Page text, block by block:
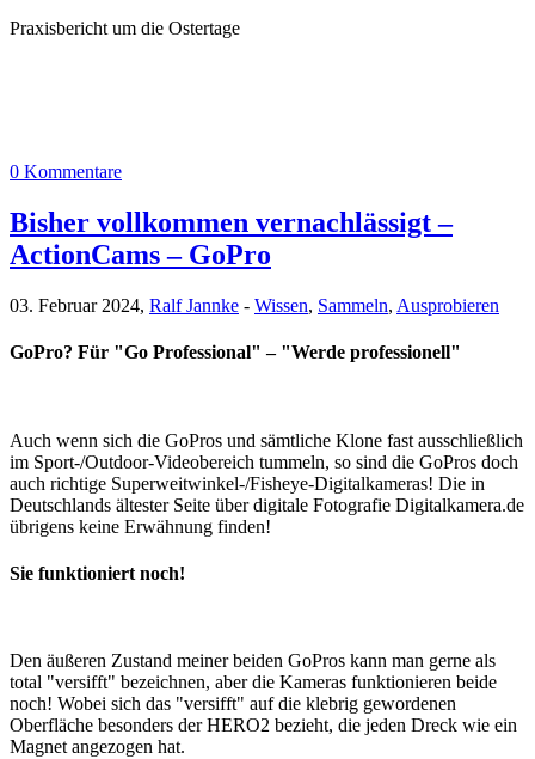
Praxisbericht um die Ostertage
0 Kommentare
Bisher vollkommen vernachlässigt –
ActionCams – GoPro
03. Februar 2024, Ralf Jannke - Wissen, Sammeln, Ausprobieren
GoPro? Für "Go Professional" – "Werde professionell"
Auch wenn sich die GoPros und sämtliche Klone fast ausschließlich
im Sport-/Outdoor-Videobereich tummeln, so sind die GoPros doch
auch richtige Superweitwinkel-/Fisheye-Digitalkameras! Die in
Deutschlands ältester Seite über digitale Fotografie Digitalkamera.de
übrigens keine Erwähnung finden!
Sie funktioniert noch!
Den äußeren Zustand meiner beiden GoPros kann man gerne als
total "versifft" bezeichnen, aber die Kameras funktionieren beide
noch! Wobei sich das "versifft" auf die klebrig gewordenen
Oberfläche besonders der HERO2 bezieht, die jeden Dreck wie ein
Magnet angezogen hat.